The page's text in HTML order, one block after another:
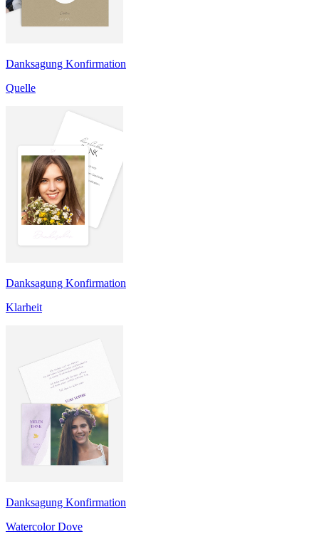
Danksagung Konfirmation
Quelle
Danksagung Konfirmation
Klarheit
Danksagung Konfirmation
Watercolor Dove